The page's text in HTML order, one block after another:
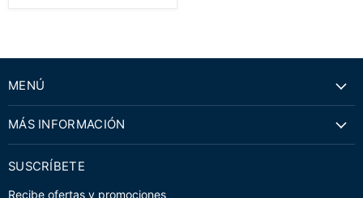
MENÚ
MÁS INFORMACIÓN
SUSCRÍBETE
Recibe ofertas y promociones